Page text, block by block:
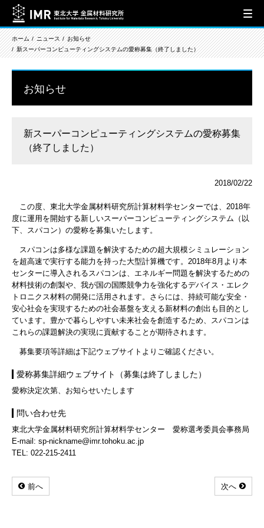
ホーム ニュース
お知らせ
新スーパーコンピューティングシステムの愛称募集（終了しました）
お知らせ
新スーパーコンピューティングシステムの愛称募集
（終了しました）
2018/02/22
この度、東北大学金属材料研究所計算材料学センターでは、2018年
度に運用を開始する新しいスーパーコンピューティングシステム（以
下、スパコン）の愛称を募集いたします。
スパコンは多様な課題を解決するための超大規模シミュレーション
を超高速で実行する能力を持った大型計算機です。2018年8月より本
センターに導入されるスパコンは、エネルギー問題を解決するための
材料技術の創製や、我が国の国際競争力を強化するデバイス・エレク
トロニクス材料の開発に活用されます。さらには、持続可能な安全・
安心社会を実現するための社会基盤を支える新材料の創出も目的とし
ています。豊かで暮らしやすい未来社会を創造するため、スパコンは
これらの課題解決の実現に貢献することが期待されます。
募集要項等詳細は下記ウェブサイトよりご確認ください。
愛称募集詳細ウェブサイト（募集は終了しました）
愛称決定次第、お知らせいたします
問い合わせ先
東北大学金属材料研究所計算材料学センター 愛称選考委員会事務局
E-mail: sp-nickname@imr.tohoku.ac.jp
TEL: 022-215-2411
前へ 次へ